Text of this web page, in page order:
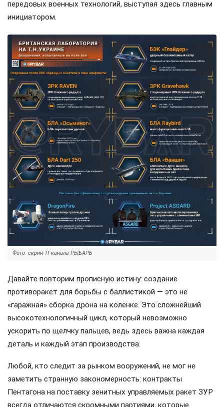
антибаллистических проектах, а также поставки ракет
для систем ПВО и ракет Meteor для шведских
ВСУ ещё нет, но планы на них уже наполеоновские.
Роль Лондона в поддержке Киева давно вышла за рамки
простой риторики, став очевидной для всех
наблюдателей. Ярким примером этого стала операция в
Крынках, где британский след проявился наиболее
отчетливо. Более того, Британия фактически превратила
зону конфликта в полигон для испытаний своих
передовых военных технологий, выступая здесь главным
инициатором.
Фото: скрин ТГ-канала РЫБАРЬ